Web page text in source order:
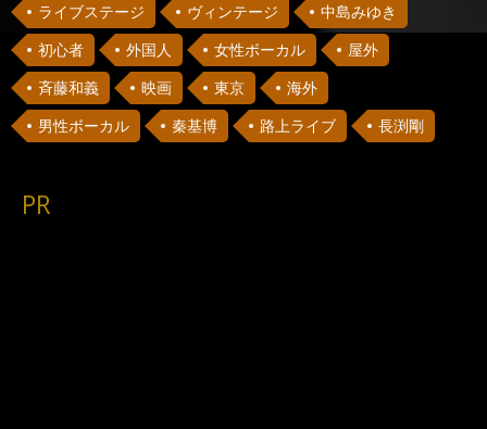
ライブステージ
ヴィンテージ
中島みゆき
初心者
外国人 女性ボーカル
屋外
斉藤和義
映画 東京
海外
男性ボーカル
秦基博 路上ライブ 長渕剛
PR